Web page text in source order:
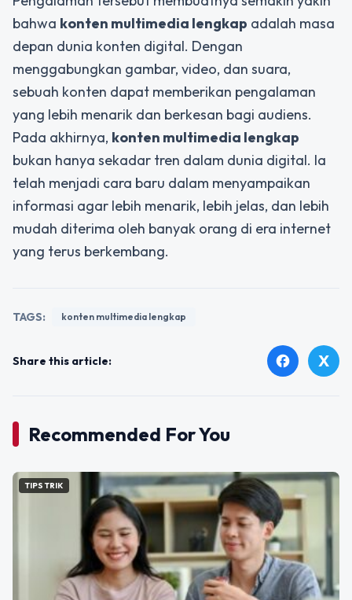
bahwa konten multimedia lengkap adalah masa
depan dunia konten digital. Dengan
menggabungkan gambar, video, dan suara,
sebuah konten dapat memberikan pengalaman
yang lebih menarik dan berkesan bagi audiens.
Pada akhirnya, konten multimedia lengkap
bukan hanya sekadar tren dalam dunia digital. Ia
telah menjadi cara baru dalam menyampaikan
informasi agar lebih menarik, lebih jelas, dan lebih
mudah diterima oleh banyak orang di era internet
yang terus berkembang.
TAGS: konten multimedia lengkap
Share this article: facebook X
Recommended For You
TIPS TRIK